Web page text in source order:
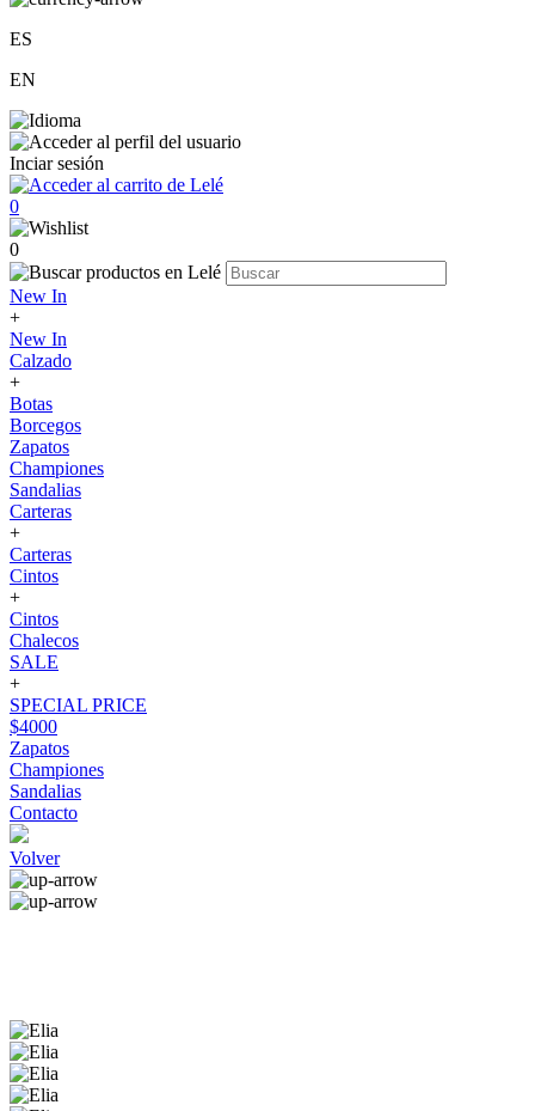
ES
EN
Inciar sesión
0
0
New In
+
New In
Calzado
+
Botas
Borcegos
Zapatos
Championes
Sandalias
Carteras
+
Carteras
Cintos
+
Cintos
Chalecos
SALE
+
SPECIAL PRICE
$4000
Zapatos
Championes
Sandalias
Contacto
Volver